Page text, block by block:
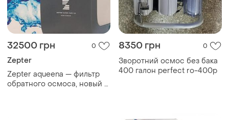
32500 грн 0
Zepter
Zepter aqueena — фильтр
обратного осмоса, новый в
8350 грн 0
Зворотний осмос без бака
400 галон perfect ro-400p